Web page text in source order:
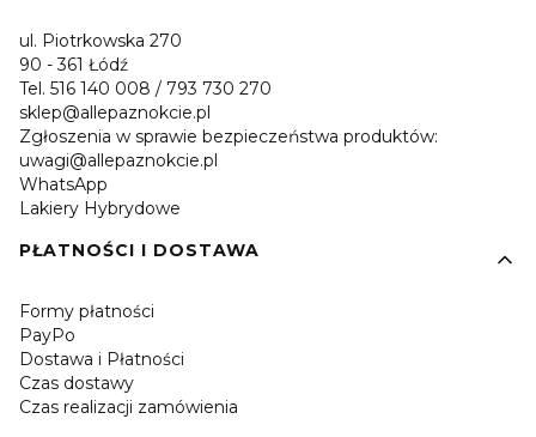
ul. Piotrkowska 270
90 - 361 Łódź
Tel. 516 140 008 / 793 730 270
sklep@allepaznokcie.pl
Zgłoszenia w sprawie bezpieczeństwa produktów:
uwagi@allepaznokcie.pl
WhatsApp
Lakiery Hybrydowe
PŁATNOŚCI I DOSTAWA
Formy płatności
PayPo
Dostawa i Płatności
Czas dostawy
Czas realizacji zamówienia